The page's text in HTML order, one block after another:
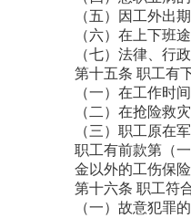
（五）因工外出
（六）在上下班
（七）法律、行
第十五条 职工有
（一）在工作时
（二）在抢险救
（三）职工原在
职工有前款第（
金以外的工伤保险
第十六条 职工符
（一）故意犯罪的